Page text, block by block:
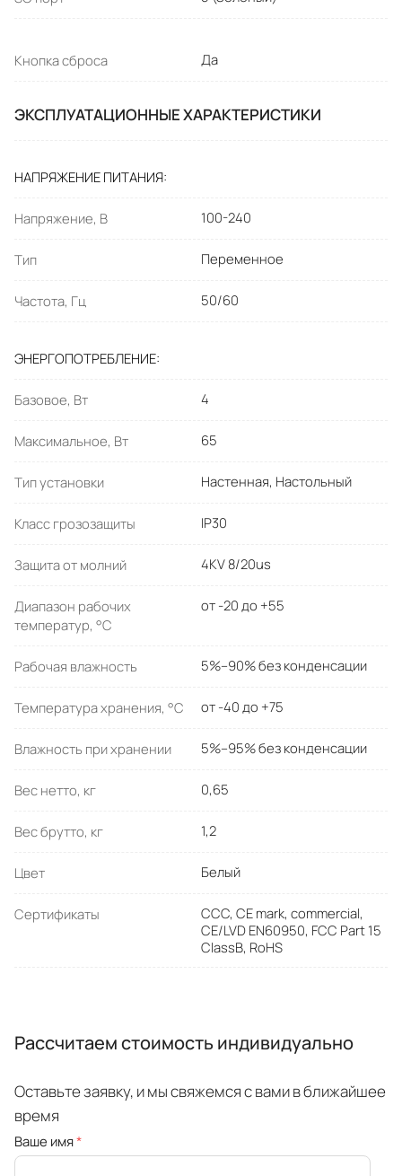
Кнопка сброса Да
ЭКСПЛУАТАЦИОННЫЕ ХАРАКТЕРИСТИКИ
НАПРЯЖЕНИЕ ПИТАНИЯ
Напряжение, В 100-240
Тип Переменное
Частота, Гц 50/60
ЭНЕРГОПОТРЕБЛЕНИЕ
Базовое, Вт 4
Максимальное, Вт 65
Тип установки Настенная, Настольный
Класс грозозащиты IP30
Защита от молний 4KV 8/20us
Диапазон рабочих
температур, °C
от -20 до +55
Рабочая влажность 5%–90% без конденсации
Температура хранения, °C от -40 до +75
Влажность при хранении 5%–95% без конденсации
Вес нетто, кг 0,65
Вес брутто, кг 1,2
Цвет Белый
Сертификаты
CCC, CE mark, commercial,
CE/LVD EN60950, FCC Part 15
ClassB, RoHS
Рассчитаем стоимость индивидуально
Оставьте заявку, и мы свяжемся с вами в ближайшее
время
Ваше имя*